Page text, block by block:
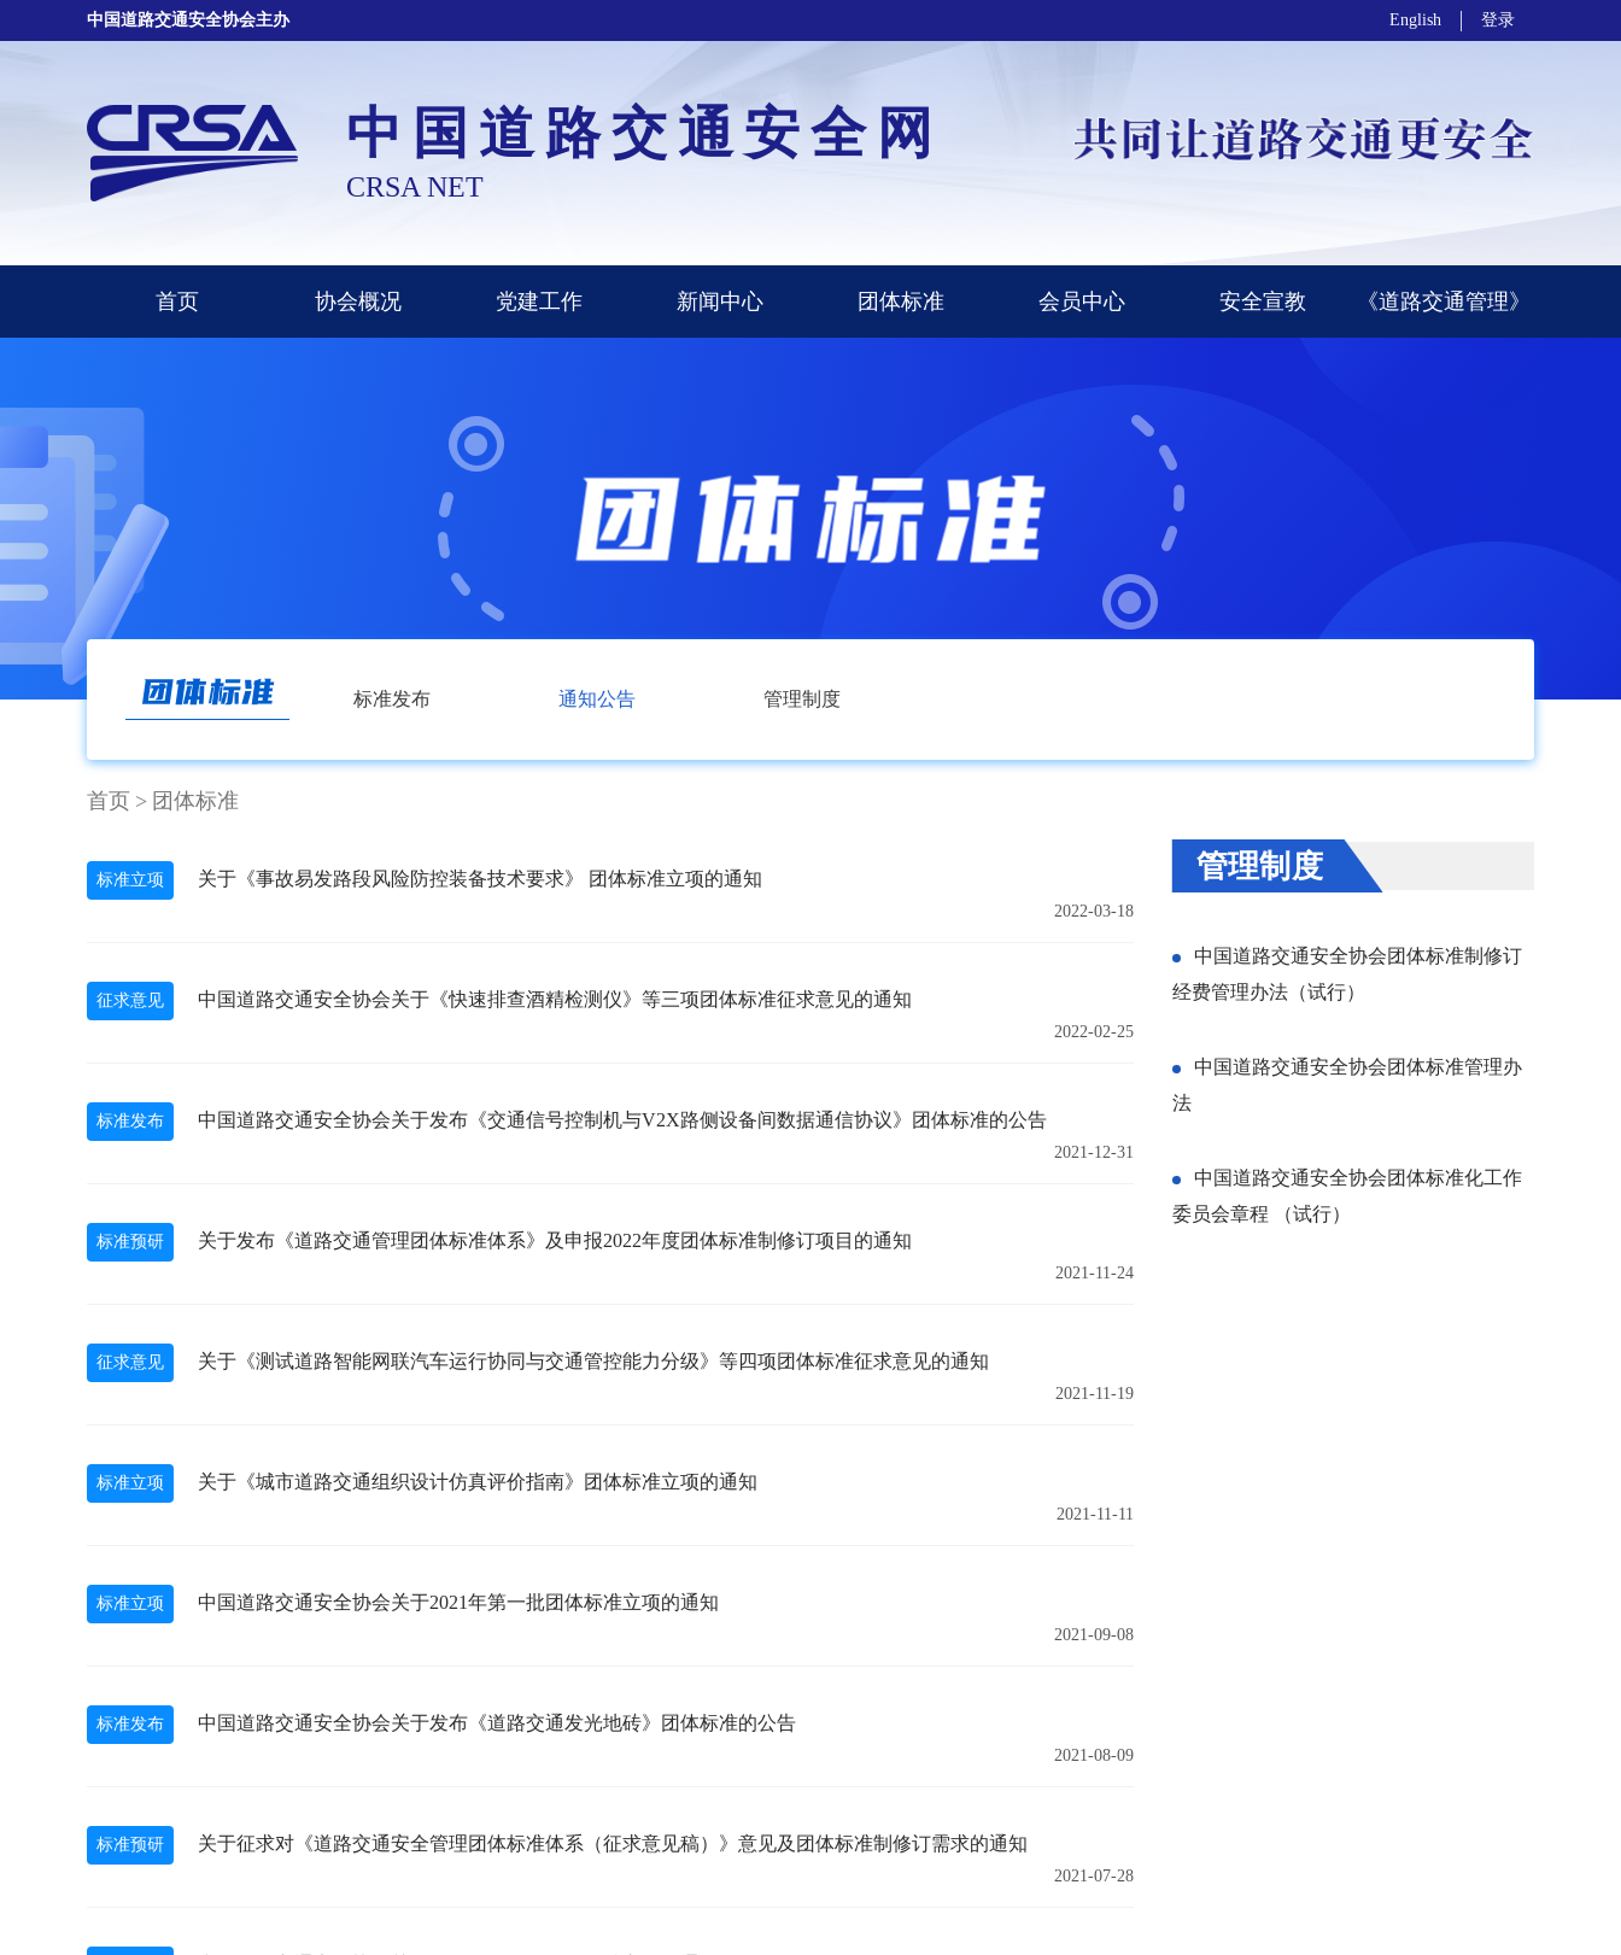
中国道路交通安全协会主办 English 登录
中国道路交通安全网
CRSA NET
首页 协会概况 党建工作 新闻中心 团体标准 会员中心 安全宣教 《道路交通管理》
标准发布 通知公告 管理制度
首页 > 团体标准
标准立项 关于《事故易发路段风险防控装备技术要求》 团体标准立项的通知
2022-03-18
征求意见 中国道路交通安全协会关于《快速排查酒精检测仪》等三项团体标准征求意见的通知
2022-02-25
标准发布 中国道路交通安全协会关于发布《交通信号控制机与V2X路侧设备间数据通信协议》团体标准的公告
2021-12-31
标准预研 关于发布《道路交通管理团体标准体系》及申报2022年度团体标准制修订项目的通知
2021-11-24
征求意见 关于《测试道路智能网联汽车运行协同与交通管控能力分级》等四项团体标准征求意见的通知
2021-11-19
标准立项 关于《城市道路交通组织设计仿真评价指南》团体标准立项的通知
2021-11-11
标准立项 中国道路交通安全协会关于2021年第一批团体标准立项的通知
2021-09-08
标准发布 中国道路交通安全协会关于发布《道路交通发光地砖》团体标准的公告
2021-08-09
标准预研 关于征求对《道路交通安全管理团体标准体系（征求意见稿）》意见及团体标准制修订需求的通知
2021-07-28
管理制度
中国道路交通安全协会团体标准制修订
经费管理办法（试行）
中国道路交通安全协会团体标准管理办
法
中国道路交通安全协会团体标准化工作
委员会章程 （试行）